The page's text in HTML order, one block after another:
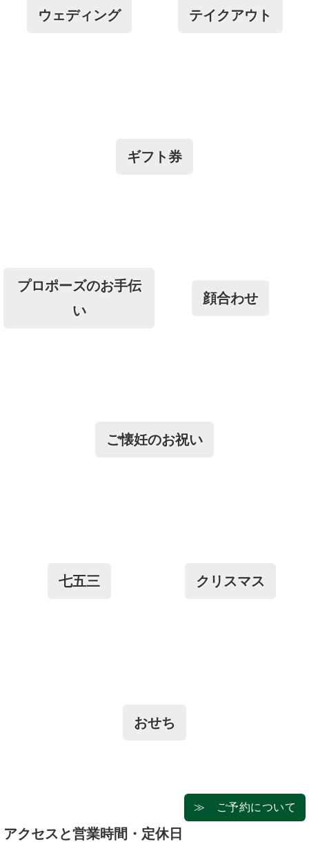
ウェディング テイクアウト
ギフト券
プロポーズのお手伝
い
顔合わせ
ご懐妊のお祝い
七五三 クリスマス
おせち
≫ ご予約について
アクセスと営業時間・定休日